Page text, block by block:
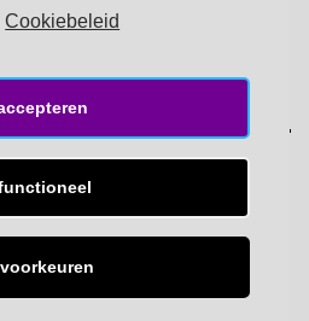
Cookiebeleid